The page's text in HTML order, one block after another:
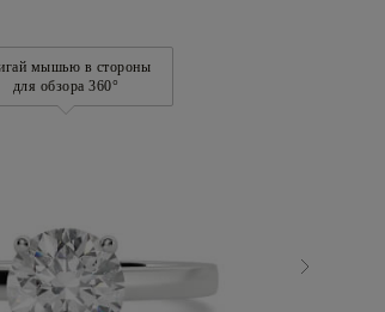
мышью в стороны
для обзора 360°